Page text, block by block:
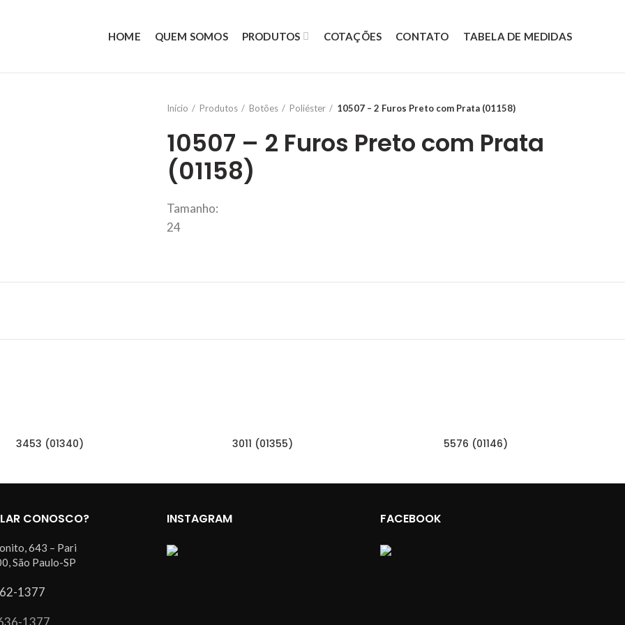
HOME QUEM SOMOS PRODUTOS COTAÇÕES CONTATO TABELA DE MEDIDAS
Início
Produtos Botões Poliéster 10507 – 2 Furos Preto com Prata (01158)
10507 – 2 Furos Preto com Prata
(01158)
Tamanho:
24
3453 (01340) 3011 (01355) 5576 (01146)
CONOSCO?
643 – Pari
São Paulo-SP
1377
1377
INSTAGRAM FACEBOOK